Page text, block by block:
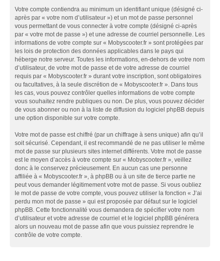
Votre compte contiendra au minimum un identifiant unique (désigné ci-
après par « votre nom d’utilisateur ») et un mot de passe personnel
vous permettant de vous connecter à votre compte (désigné ci-après
par « votre mot de passe ») et une adresse de courriel personnelle. Les
informations de votre compte sur « Mobyscooter.fr » sont protégées par
les lois de protection des données applicables dans le pays qui
héberge notre serveur. Toutes les informations, en-dehors de votre nom
d’utilisateur, de votre mot de passe et de votre adresse de courriel
requis par « Mobyscooter.fr » durant votre inscription, sont obligatoires
ou facultatives, à la seule discrétion de « Mobyscooter.fr ». Dans tous
les cas, vous pouvez contrôler quelles informations de votre compte
vous souhaitez rendre publiques ou non. De plus, vous pouvez décider
de vous abonner ou non à la liste de diffusion du logiciel phpBB depuis
une option disponible sur votre compte.
Votre mot de passe est chiffré (par un chiffrage à sens unique) afin qu’il
soit sécurisé. Cependant, il est recommandé de ne pas utiliser le même
mot de passe sur plusieurs sites internet différents. Votre mot de passe
est le moyen d’accès à votre compte sur « Mobyscooter.fr », veillez
donc à le conservez précieusement. En aucun cas une personne
affiliée à « Mobyscooter.fr », à phpBB ou à un site de tierce partie ne
peut vous demander légitimement votre mot de passe. Si vous oubliez
le mot de passe de votre compte, vous pouvez utiliser la fonction « J’ai
perdu mon mot de passe » qui est proposée par défaut sur le logiciel
phpBB. Cette fonctionnalité vous demandera de spécifier votre nom
d’utilisateur et votre adresse de courriel et le logiciel phpBB générera
alors un nouveau mot de passe afin que vous puissiez reprendre le
contrôle de votre compte.